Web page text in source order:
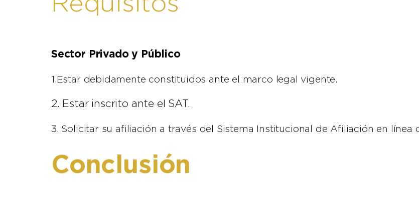
Sector Privado y Público
1.Estar debidamente constituidos ante el marco legal vigente.
2. Estar inscrito ante el SAT.
3. Solicitar su afiliación a través del Sistema Institucional de Afiliación en línea
Conclusión